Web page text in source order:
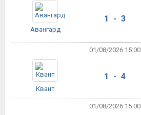
Авангард
1 - 3
01/08/2026 15:00
Квант
1 - 4
01/08/2026 15:00